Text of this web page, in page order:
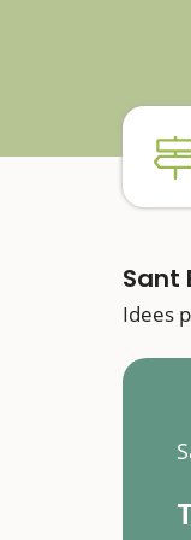
Sant
Idees